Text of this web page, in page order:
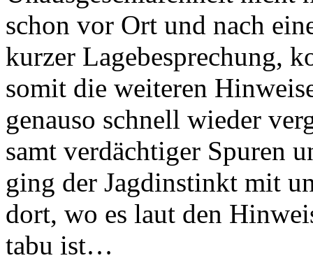
schon vor Ort und nach
kurzer Lagebesprechung,
somit die weiteren
genauso schnell wieder
samt verdächtiger Spuren
ging der Jagdinstinkt mit
dort, wo es laut den
tabu ist…